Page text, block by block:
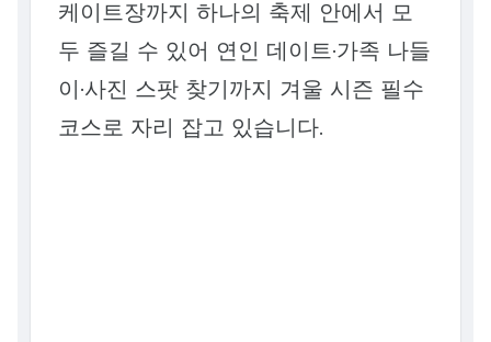
케이트장까지 하나의 축제 안에서 모
두 즐길 수 있어 연인 데이트·가족 나들
이·사진 스팟 찾기까지 겨울 시즌 필수
코스로 자리 잡고 있습니다.